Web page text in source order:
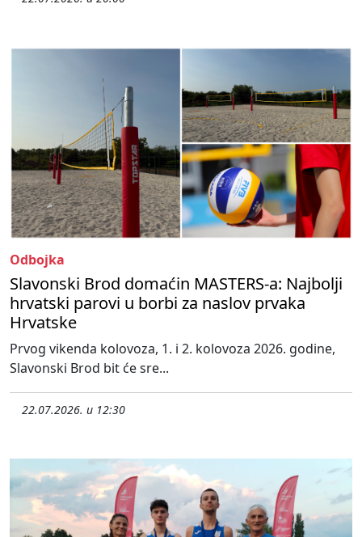
Odbojka
Slavonski Brod domaćin MASTERS-a: Najbolji
hrvatski parovi u borbi za naslov prvaka
Hrvatske
Prvog vikenda kolovoza, 1. i 2. kolovoza 2026. godine,
Slavonski Brod bit će sre...
22.07.2026. u 12:30